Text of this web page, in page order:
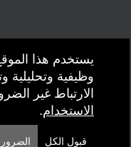
برامج
يستخدم هذا
وظيفية
الارتباط غير
الاستخدام.
قبول الكل